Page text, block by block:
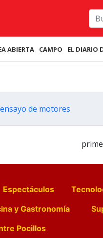
ABIERTA CAMPO EL DIARIO
de motores
Espectáculos
y Gastronomía
Pocillos